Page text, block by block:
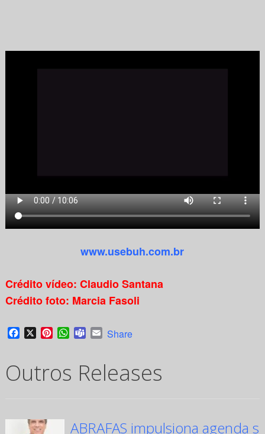
www.usebuh.com.br
Crédito vídeo: Claudio Santana
Crédito foto: Marcia Fasoli
Facebook
X PinterestWhatsApp
TeamsEmail
Share
Outros Releases
ABRAFAS impulsiona agenda